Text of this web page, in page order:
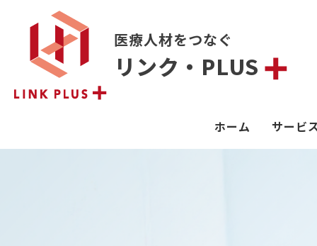
医療人材をつなぐ
リンク・PLUS
ホーム サービ